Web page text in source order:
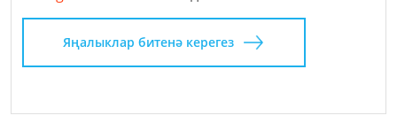
Яңалыклар битенә керегез